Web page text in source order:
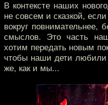
В контексте наших
не совсем и сказкой,
вокруг повнимательнее,
смыслов. Это часть
хотим передать новым
чтобы наши дети любили
же, как и мы...